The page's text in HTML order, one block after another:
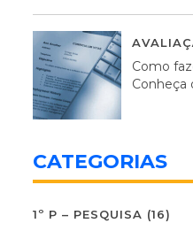
Como
Conheça
CATEGORIAS
1º P – PESQUISA (16)